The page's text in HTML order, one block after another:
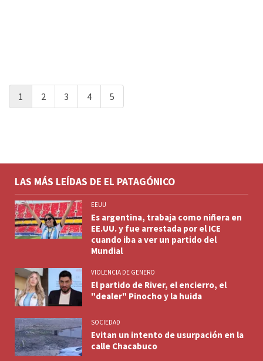
1 2 3 4 5
LAS MÁS LEÍDAS DE EL PATAGÓNICO
EEUU
Es argentina, trabaja como niñera en
EE.UU. y fue arrestada por el ICE
cuando iba a ver un partido del
Mundial
VIOLENCIA DE GENERO
El partido de River, el encierro, el
"dealer" Pinocho y la huida
SOCIEDAD
Evitan un intento de usurpación en la
calle Chacabuco